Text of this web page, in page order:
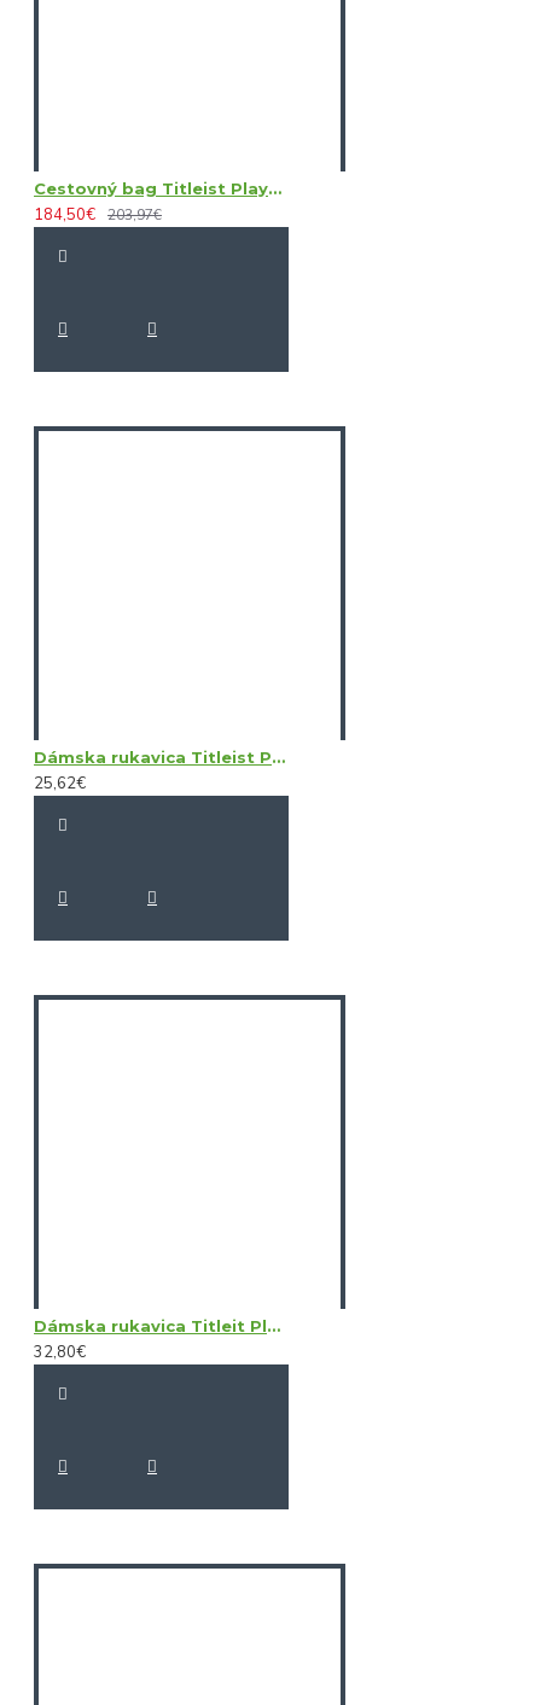
Cestovný bag Titleist Players
184,50€ 203,97€
Dámska rukavica Titleist Perma Soft LH
25,62€
Dámska rukavica Titleit Players LH
32,80€